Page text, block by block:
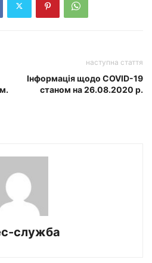
наступна стаття
Інформація щодо COVID-19
станом на 26.08.2020 р.
служба